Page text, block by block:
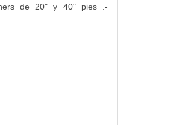
de 20" y 40" pies .-